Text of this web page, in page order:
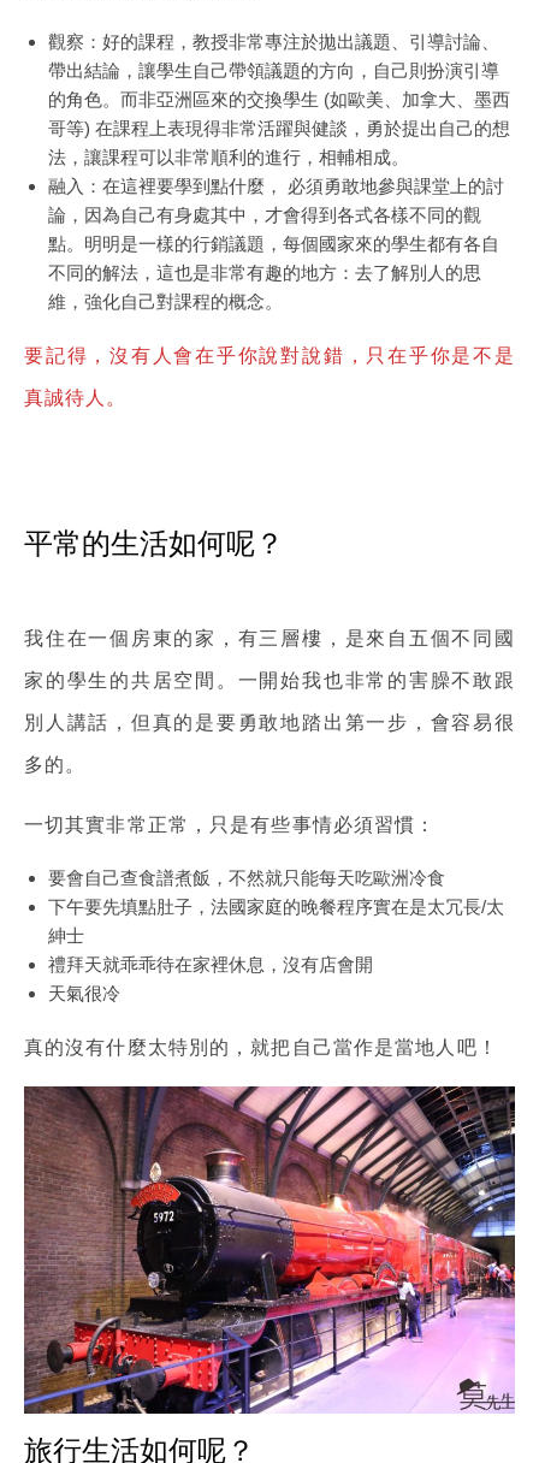
觀察：好的課程，教授非常專注於拋出議題、引導討論、
帶出結論 ，讓學生自己帶領議題的方向，自己則扮演引導
的角色。而非亞洲區來的交換學生 (如歐美、加拿大、墨西
哥等) 在課程上表現得非常活躍與健談，勇於提出自己的想
法，讓課程可以非常順利的進行，相輔相成。
融入：在這裡要學到點什麼， 必須勇敢地參與課堂上的討
論 ，因為自己有身處其中，才會得到各式各樣不同的觀
點。明明是一樣的行銷議題，每個國家來的學生都有各自
不同的解法 ，這也是非常有趣的地方：去了解別人的思
維，強化自己對課程的概念。
要記得，沒有人會在乎你說對說錯，只在乎你是不是
真誠待人。
平常的生活如何呢？
我住在一個房東的家，有三層樓，是來自五個不同國
家的學生的共居空間。一開始我也非常的害臊不敢跟
別人講話，但真的是要勇敢地踏出第一步，會容易很
多的。
一切其實非常正常，只是有些事情必須習慣：
要會自己查食譜煮飯，不然就只能每天吃歐洲冷食
下午要先填點肚子，法國家庭的晚餐程序實在是太冗長/太
紳士
禮拜天就乖乖待在家裡休息，沒有店會開
天氣很冷
真的沒有什麼太特別的，就把自己當作是當地人吧！
旅行生活如何呢？